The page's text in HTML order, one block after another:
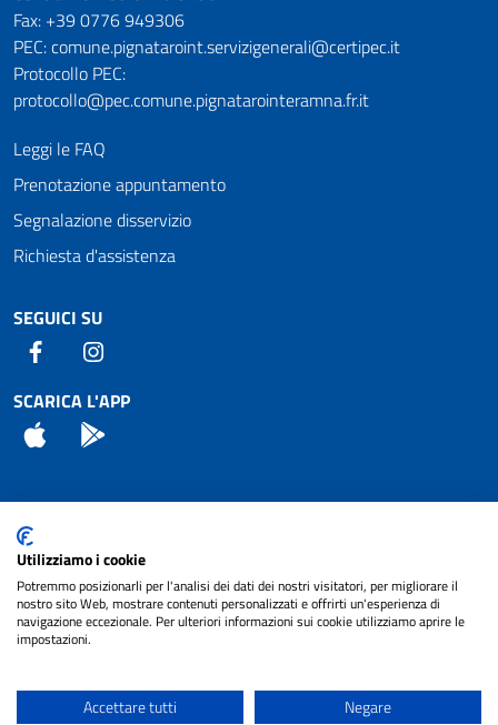
Fax: +39 0776 949306
PEC: comune.pignataroint.servizigenerali@certipec.it
Protocollo PEC:
protocollo@pec.comune.pignatarointeramna.fr.it
Leggi le FAQ
Prenotazione appuntamento
Segnalazione disservizio
Richiesta d'assistenza
SEGUICI SU
Facebook
SCARICA L'APP
App Store
Attuazione Misure PNRR
Piano di miglioramento del sito
Note legali
cura diNET SMART
Utilizziamo i cookie
Potremmo posizionarli per l'analisi dei dati dei nostri visitatori, per migliorare il
nostro sito Web, mostrare contenuti personalizzati e offrirti un'esperienza di
navigazione eccezionale. Per ulteriori informazioni sui cookie utilizziamo aprire le
impostazioni.
Accettare tutti Negare